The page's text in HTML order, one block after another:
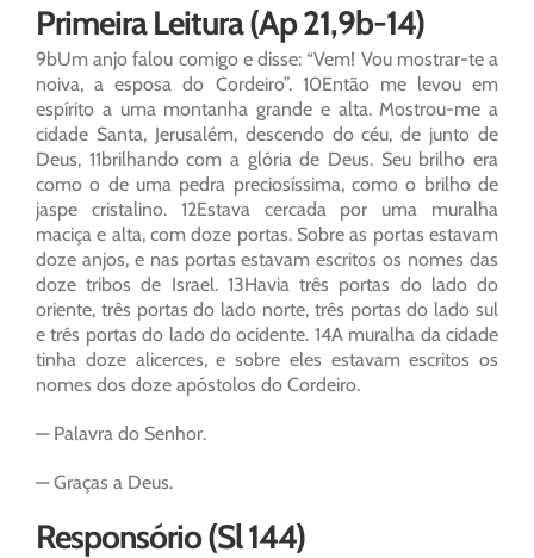
Primeira Leitura (Ap 21,9b-14)
9bUm anjo falou comigo e disse: “Vem! Vou mostrar-te a
noiva, a esposa do Cordeiro”. 10Então me levou em
espírito a uma montanha grande e alta. Mostrou-me a
cidade Santa, Jerusalém, descendo do céu, de junto de
Deus, 11brilhando com a glória de Deus. Seu brilho era
como o de uma pedra preciosíssima, como o brilho de
jaspe cristalino. 12Estava cercada por uma muralha
maciça e alta, com doze portas. Sobre as portas estavam
doze anjos, e nas portas estavam escritos os nomes das
doze tribos de Israel. 13Havia três portas do lado do
oriente, três portas do lado norte, três portas do lado sul
e três portas do lado do ocidente. 14A muralha da cidade
tinha doze alicerces, e sobre eles estavam escritos os
nomes dos doze apóstolos do Cordeiro.
— Palavra do Senhor.
— Graças a Deus.
Responsório (Sl 144)